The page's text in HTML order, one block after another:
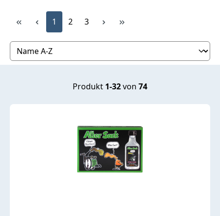
Produktübersicht
Seite
1 Seite
2 Seite
3
Produkt 1-32von 74